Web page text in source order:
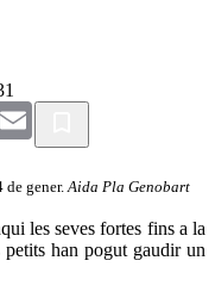
Email
gener. Aida Pla Genobart
les seves fortes fins a la
han pogut gaudir un